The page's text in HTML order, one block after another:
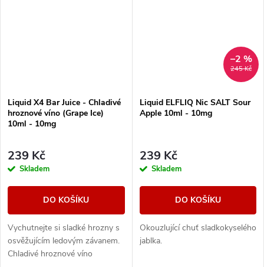
Liquid X4 Bar Juice - Chladivé
hroznové víno (Grape Ice)
10ml - 10mg
239 Kč
Skladem
DO KOŠÍKU
Vychutnejte si sladké hrozny s
osvěžujícím ledovým závanem.
Chladivé hroznové víno
245 Kč
–2 %
Liquid ELFLIQ Nic SALT Sour
Apple 10ml - 10mg
239 Kč
Skladem
DO KOŠÍKU
Okouzlující chuť sladkokyselého
jablka.